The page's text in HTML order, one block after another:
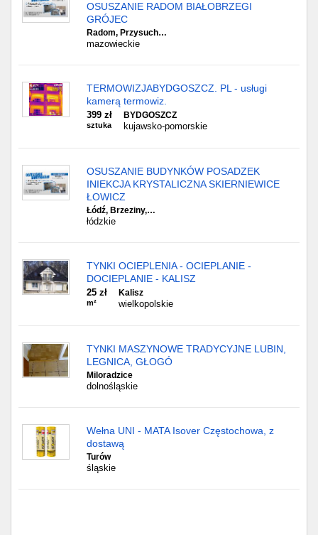
OSUSZANIE RADOM BIAŁOBRZEGI
GRÓJEC
Radom, Przysuch…
mazowieckie
TERMOWIZJABYDGOSZCZ. PL - usługi
kamerą termowiz.
399 zł
sztuka
BYDGOSZCZ
kujawsko-pomorskie
OSUSZANIE BUDYNKÓW POSADZEK
INIEKCJA KRYSTALICZNA SKIERNIEWICE
ŁOWICZ
Łódź, Brzeziny,…
łódzkie
TYNKI OCIEPLENIA - OCIEPLANIE -
DOCIEPLANIE - KALISZ
25 zł
m²
Kalisz
wielkopolskie
TYNKI MASZYNOWE TRADYCYJNE LUBIN,
LEGNICA, GŁOGÓ
Miloradzice
dolnośląskie
Wełna UNI - MATA Isover Częstochowa, z
dostawą
Turów
śląskie